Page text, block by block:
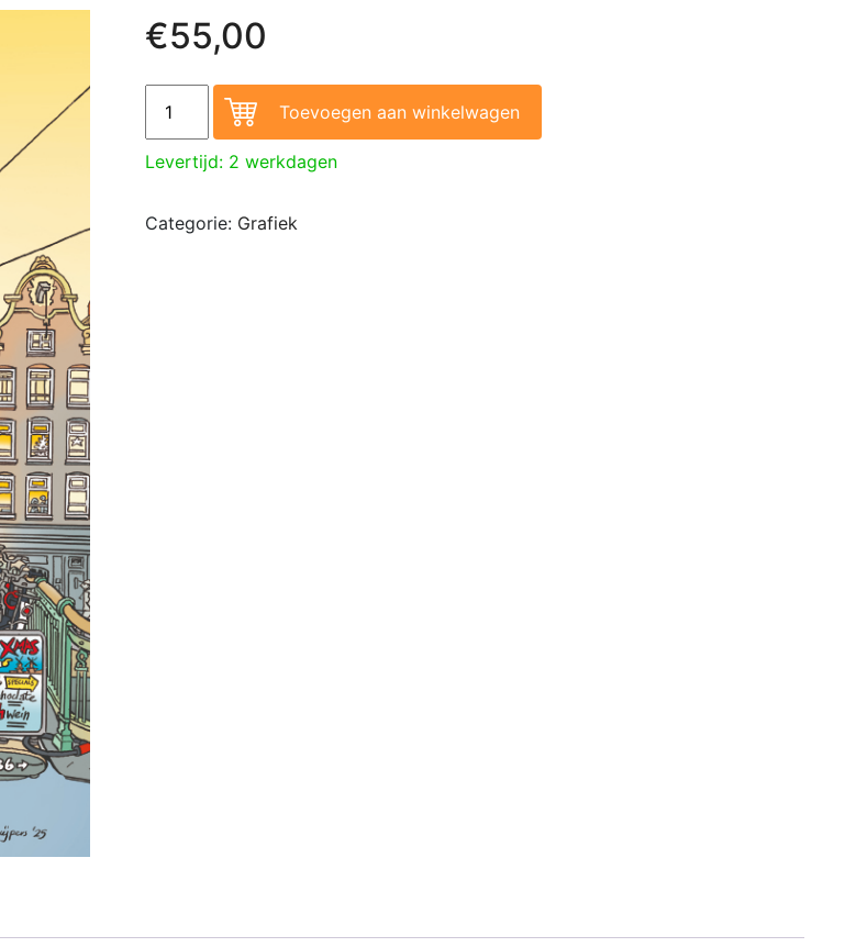
€55,00
Kerstkaarten deel 2 (2001-2025) (nieuw!) aantal
Toevoegen aan winkelwagen
Levertijd: 2 werkdagen
Categorie: Grafiek